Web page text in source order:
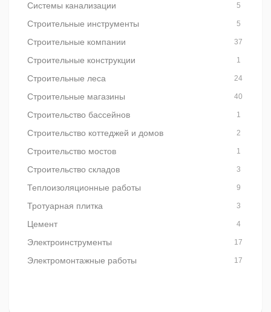
Системы канализации 5
Строительные инструменты 5
Строительные компании 37
Строительные конструкции 1
Строительные леса 24
Строительные магазины 40
Строительство бассейнов 1
Строительство коттеджей и домов 2
Строительство мостов 1
Строительство складов 3
Теплоизоляционные работы 9
Тротуарная плитка 3
Цемент 4
Электроинструменты 17
Электромонтажные работы 17